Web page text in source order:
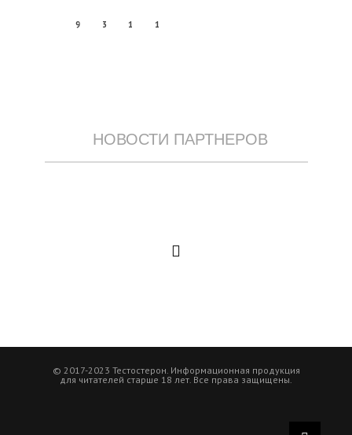
9 3 1 1
НОВОСТИ ПАРТНЕРОВ
© 2017-2023 Тестостерон. Информационная продукция
для читателей старше 18 лет. Все права защищены.